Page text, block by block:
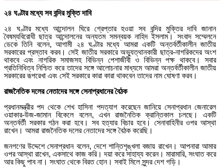
২৪ ঘণ্টার মধ্যে সব বন্দির মুক্তি দাবি
২৪ ঘণ্টার মধ্যে আন্দোলন ঘিরে গ্রেপ্তার হওয়া সব বন্দির মুক্তির দাবি জানান
বৈষম্যবিরোধী ছাত্র আন্দোলনের অন্যতম সমন্বয়ক নাহিদ ইসলাম। সংবাদ সম্মেলনে
ডেকে তিনি বলেন, আগামী ২৪ ঘণ্টার মধ্যে আমরা একটি অন্তর্বর্তীকালীন জাতীয়
সরকারের প্রস্তাব করব। সেই জাতীয় সরকারে অভ্যুত্থানকারী ছাত্র-নাগরিকদের অংশ
থাকবে এবং নাগরিক সমাজসহ বিভিন্ন পেশাজীবী ও বিভিন্ন পক্ষ থাকবে। সবার
প্রতিনিধিত্ব নিশ্চিত করে তাদের সঙ্গে আলোচনার মাধ্যমে আমরা অন্তর্বর্তীকালীন জাতীয়
সরকারের রূপরেখা এবং সেই সরকারে কারা কারা থাকবেন তাদের নাম ঘোষণা করব।
রাজনৈতিক দলের নেতাদের সঙ্গে সেনাপ্রধানের বৈঠক
প্রধানমন্ত্রীর পদ থেকে শেখ হাসিনা পদত্যাগ করেছেন জানিয়ে সেনাপ্রধান জেনারেল
ওয়াকার-উজ-জামান বিকেলে বলেন, এখন রাজনৈতিক ক্রান্তিকাল চলছে। একটি
অন্তর্বর্তী সরকার গঠন করা হবে। সব হত্যার বিচার হবে। সেনাবাহিনীর ওপর আস্থা
রাখেন। আমরা রাজনৈতিক দলের নেতাদের সঙ্গে বৈঠক করেছি।
জনগণের উদ্দেশে সেনাপ্রধান বলেন, দেশে শান্তিশৃঙ্খলা বজায় রাখেন। আপনারা আমার
ওপর আস্থা রাখেন, একসাথে কাজ করি। দয়া করে সাহায্য করেন। মারামারি, সংঘাত করে
আর কিছু পাব না। সংঘাত থেকে বিরত হোন। সবাই মিলে সুন্দর দেশ গড়ি।